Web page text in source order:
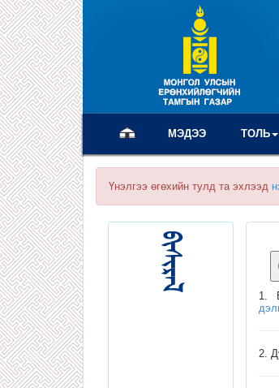
(current)МЭДЭЭ ТОЛЬ
Үнэлгээ өгөхийн тулд та эхлээд
1.
2.